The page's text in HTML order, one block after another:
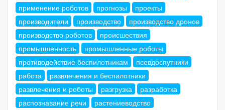
применение роботов
прогнозы
проекты
производители
производство
производство дронов
производство роботов
происшествия
промышленность
промышленные роботы
противодействие беспилотникам
псевдоспутники
работа
развлечения и беспилотники
развлечения и роботы
разгрузка
разработка
распознавание речи
растениеводство